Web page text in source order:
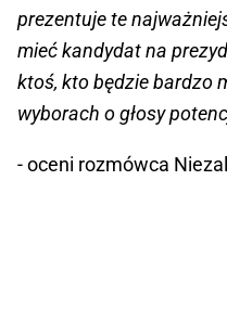
prezentuje te
mieć kandydat na
ktoś, kto będzie bardzo
wyborach o głosy
- oceni rozmówca